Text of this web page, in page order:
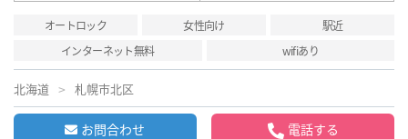
オートロック 女性向け
駅近
インターネット無料
wifiあり
北海道 札幌市北区
お問合わせ 電話する